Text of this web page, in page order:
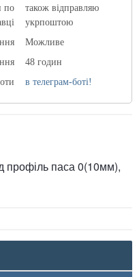
по
також відправляю
укрпоштою
Можливе
48 годин
в телеграм-боті!
профіль паса 0(10мм),